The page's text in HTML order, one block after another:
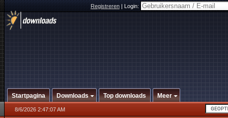
Registreren|Login:
Startpagina Downloads Top downloads Meer
8/6/2026 2:47:07 AM